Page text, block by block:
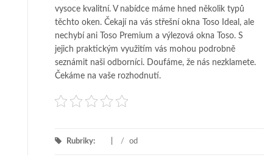
vysoce kvalitní. V nabídce máme hned několik typů
těchto oken. Čekají na vás střešní okna Toso Ideal, ale
nechybí ani Toso Premium a výlezová okna Toso. S
jejich praktickým využitím vás mohou podrobně
seznámit naši odborníci. Doufáme, že nás nezklamete.
Čekáme na vaše rozhodnutí.
Rubriky: / od